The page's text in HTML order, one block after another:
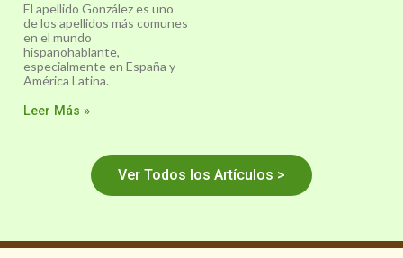
El apellido González es uno
de los apellidos más comunes
en el mundo
hispanohablante,
especialmente en España y
América Latina.
Leer Más »
Ver Todos los Artículos >